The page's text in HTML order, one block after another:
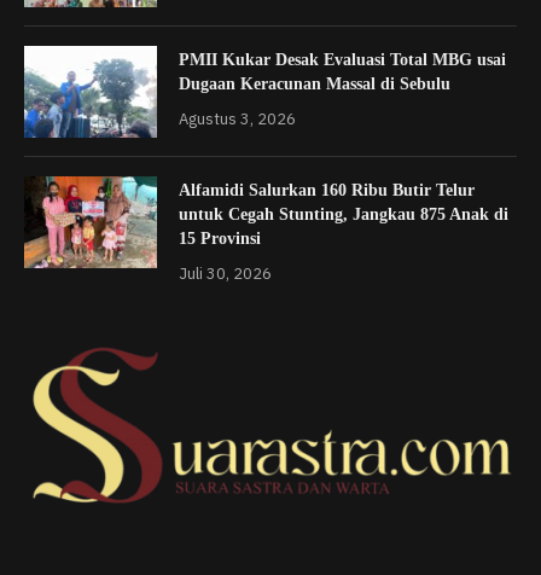
PMII Kukar Desak Evaluasi Total MBG usai
Dugaan Keracunan Massal di Sebulu
Agustus 3, 2026
Alfamidi Salurkan 160 Ribu Butir Telur
untuk Cegah Stunting, Jangkau 875 Anak di
15 Provinsi
Juli 30, 2026